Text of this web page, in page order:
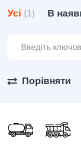
Усі (1) В
Порівняти